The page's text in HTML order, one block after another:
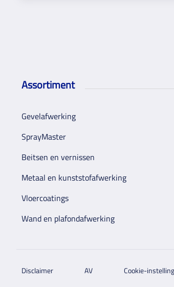
Assortiment
Gevelafwerking
SprayMaster
Beitsen en vernissen
Metaal en kunststofafwerking
Vloercoatings
Wand en plafondafwerking
Disclaimer AV Cookie-